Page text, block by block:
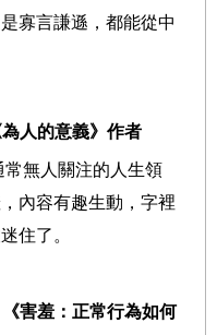
寡言謙遜，都能從中
為人的意義》作者
無人關注的人生領
內容有趣生動，字裡
住了。
《害羞：正常行為如何